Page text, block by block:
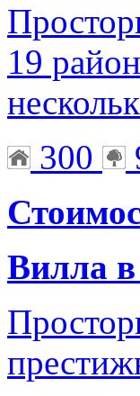
19
300
Вилла